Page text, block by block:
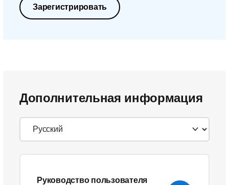
Зарегистрировать
Дополнительная информация
Руководство пользователя